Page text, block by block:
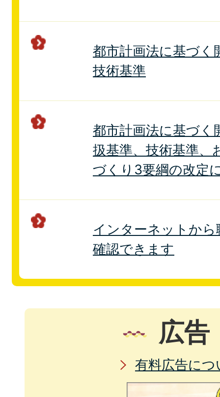
都市計画法に基づく
技術基準
都市計画法に基づく
扱基準、技術基準、
づくり3要綱の改定
インターネットか
確認できます
広告
有料広告につ